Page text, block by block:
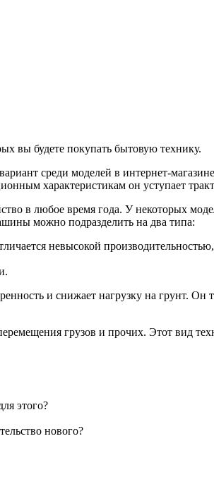
вы будете покупать бытовую технику.
среди моделей в интернет-магазине
характеристикам он уступает
в любое время года. У некоторых
можно подразделить на два типа:
невысокой производительностью,
и снижает нагрузку на грунт. Он
грузов и прочих. Этот вид
этого?
нового?